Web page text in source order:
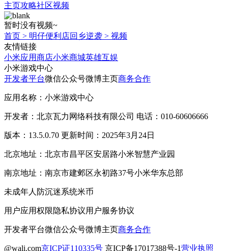
主页攻略社区视频
暂时没有视频~
首页 > 明仔便利店回乡逆袭 > 视频
友情链接
小米应用商店小米商城英雄互娱
小米游戏中心
开发者平台微信公众号微博主页商务合作
应用名称：小米游戏中心
开发者：北京瓦力网络科技有限公司 电话：010-60606666
版本：13.5.0.70 更新时间：2025年3月24日
北京地址：北京市昌平区安居路小米智慧产业园
南京地址：南京市建邺区永初路37号小米华东总部
未成年人防沉迷系统米币
用户应用权限隐私协议用户服务协议
开发者平台微信公众号微博主页商务合作
@wali.com京ICP证110335号 京ICP备17017388号-1营业执照